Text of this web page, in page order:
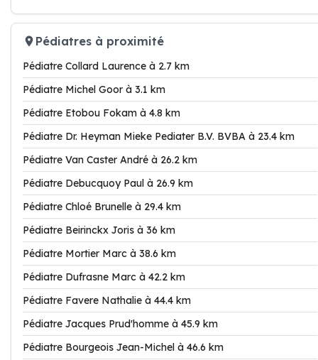
Pédiatres à proximité
Pédiatre Collard Laurence à 2.7 km
Pédiatre Michel Goor à 3.1 km
Pédiatre Etobou Fokam à 4.8 km
Pédiatre Dr. Heyman Mieke Pediater B.V. BVBA à 23.4 km
Pédiatre Van Caster André à 26.2 km
Pédiatre Debucquoy Paul à 26.9 km
Pédiatre Chloé Brunelle à 29.4 km
Pédiatre Beirinckx Joris à 36 km
Pédiatre Mortier Marc à 38.6 km
Pédiatre Dufrasne Marc à 42.2 km
Pédiatre Favere Nathalie à 44.4 km
Pédiatre Jacques Prud'homme à 45.9 km
Pédiatre Bourgeois Jean-Michel à 46.6 km